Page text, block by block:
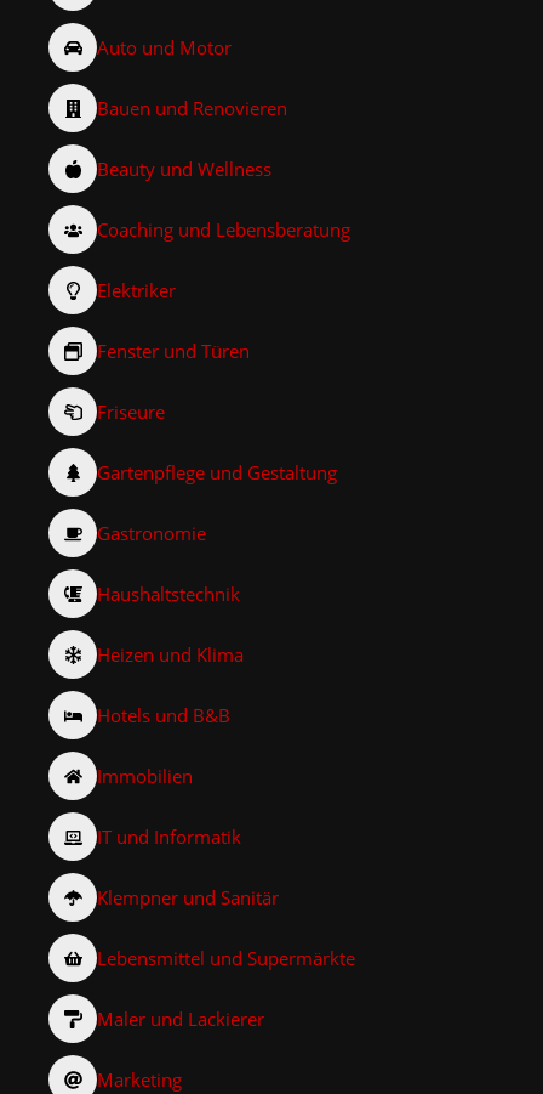
Auto und Motor
Bauen und Renovieren
Beauty und Wellness
Coaching und Lebensberatung
Elektriker
Fenster und Türen
Friseure
Gartenpflege und Gestaltung
Gastronomie
Haushaltstechnik
Heizen und Klima
Hotels und B&B
Immobilien
IT und Informatik
Klempner und Sanitär
Lebensmittel und Supermärkte
Maler und Lackierer
Marketing